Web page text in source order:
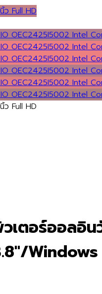
ตอร์ออลอิ
Windows